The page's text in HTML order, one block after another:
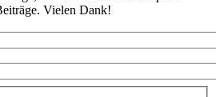
Vielen Dank!